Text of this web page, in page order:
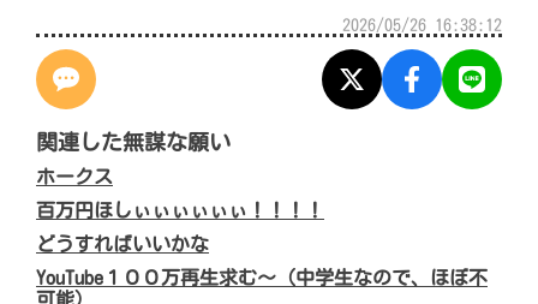
2026/05/26 16:38:12
関連した無謀な願い
ホークス
百万円ほしぃぃぃぃぃぃ！！！！
どうすればいいかな
YouTube１００万再生求む〜（中学生なので、ほぼ不
可能）